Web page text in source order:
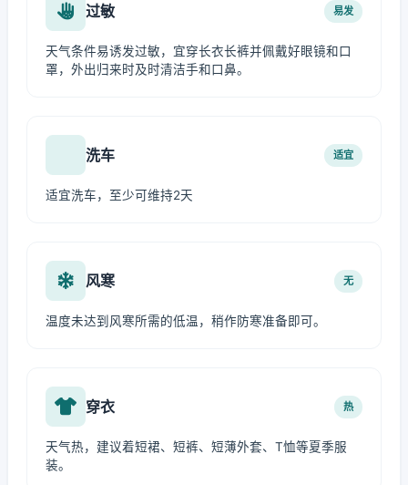
过敏 易发
天气条件易诱发过敏，宜穿长衣长裤并佩戴好眼镜和口
罩，外出归来时及时清洁手和口鼻。
洗车 适宜
适宜洗车，至少可维持2天
风寒 无
温度未达到风寒所需的低温，稍作防寒准备即可。
穿衣 热
天气热，建议着短裙、短裤、短薄外套、T恤等夏季服
装。